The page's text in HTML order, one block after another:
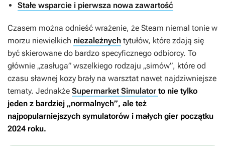
Stałe wsparcie i pierwsza nowa zawartość
Czasem można odnieść wrażenie, że Steam niemal tonie w
morzu niewielkich niezależnych tytułów, które zdają się
być skierowane do bardzo specyficznego odbiorcy. To
głównie „zasługa” wszelkiego rodzaju „simów”, które od
czasu sławnej kozy brały na warsztat nawet najdziwniejsze
tematy. Jednakże Supermarket Simulator to nie tylko
jeden z bardziej „normalnych”, ale też
najpopularniejszych symulatorów i małych gier początku
2024 roku.